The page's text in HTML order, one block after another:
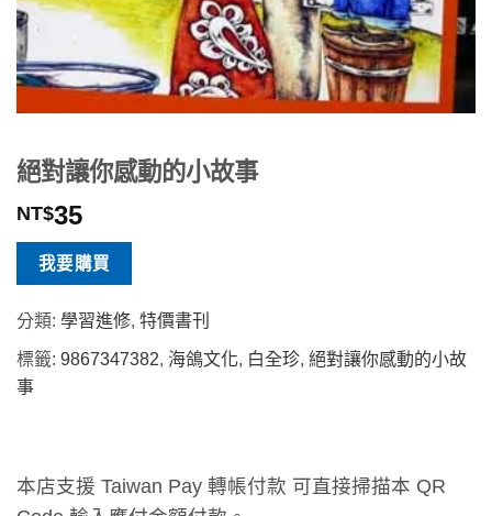
絕對讓你感動的小故事
NT$35
我要購買
分類: 學習進修, 特價書刊
標籤: 9867347382, 海鴿文化, 白全珍, 絕對讓你感動的小故
事
本店支援 Taiwan Pay 轉帳付款 可直接掃描本 QR